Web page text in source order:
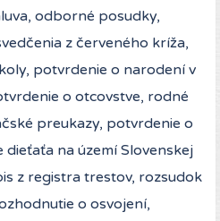
odborné posudky,
z červeného kríža,
potvrdenie o narodení v
o otcovstve, rodné
preukazy, potvrdenie o
na území Slovenskej
z registra trestov, rozsudok
o osvojení,